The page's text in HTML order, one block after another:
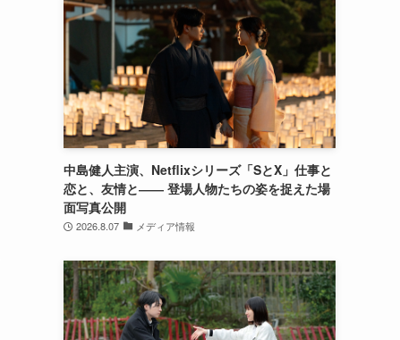
中島健人主演、Netflixシリーズ「SとX」仕事と
恋と、友情と―― 登場人物たちの姿を捉えた場
面写真公開
2026.8.07 メディア情報